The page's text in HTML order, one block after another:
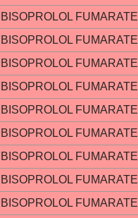
BISOPROLOL FUMARATE
BISOPROLOL FUMARATE
BISOPROLOL FUMARATE
BISOPROLOL FUMARATE
BISOPROLOL FUMARATE
BISOPROLOL FUMARATE
BISOPROLOL FUMARATE
BISOPROLOL FUMARATE
BISOPROLOL FUMARATE